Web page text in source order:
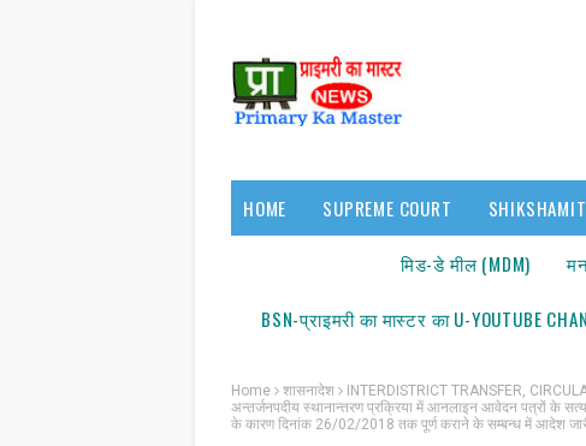
HOME SUPREME COURT
मिड-डे मील (MDM)
BSN-प्राइमरी का मास्टर का U-YOUTUBE
Home शासनादेश
INTERDISTRICT TRANSFER,
अन्तर्जनपदीय स्थानान्तरण प्रक्रिया में आनलाइन आवेदन पत्रों के
के कारण दिनांक 26/02/2018 तक पूर्ण कराने के सम्बन्ध में आदेश